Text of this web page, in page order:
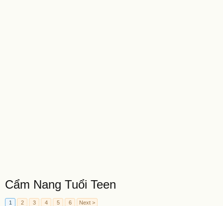
Cẩm Nang Tuổi Teen
1 2 3 4 5 6 Next >